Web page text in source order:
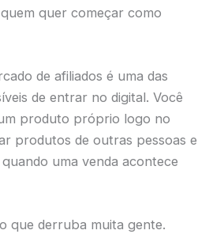
quer começar como
de afiliados é uma das
de entrar no digital. Você
produto próprio logo no
produtos de outras pessoas e
uma venda acontece
que derruba muita gente.